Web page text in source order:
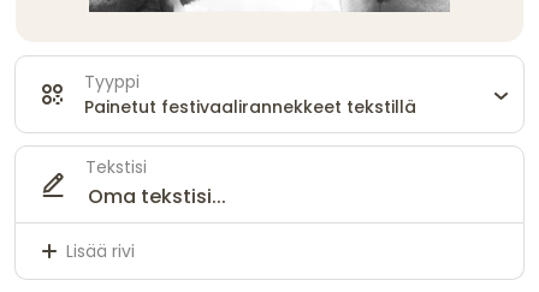
Tyyppi
Painetut festivaalirannekkeet tekstillä
Tekstisi
Lisää rivi